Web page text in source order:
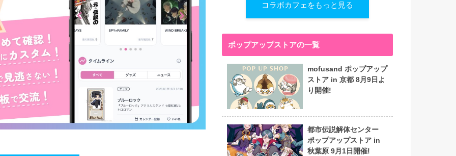
コラボカフェをもっと見る
ポップアップストアの一覧
mofusand ポップアップ
ストア in 京都 8月9日よ
り開催!
都市伝説解体センター
ポップアップストア in
秋葉原 9月1日開催!